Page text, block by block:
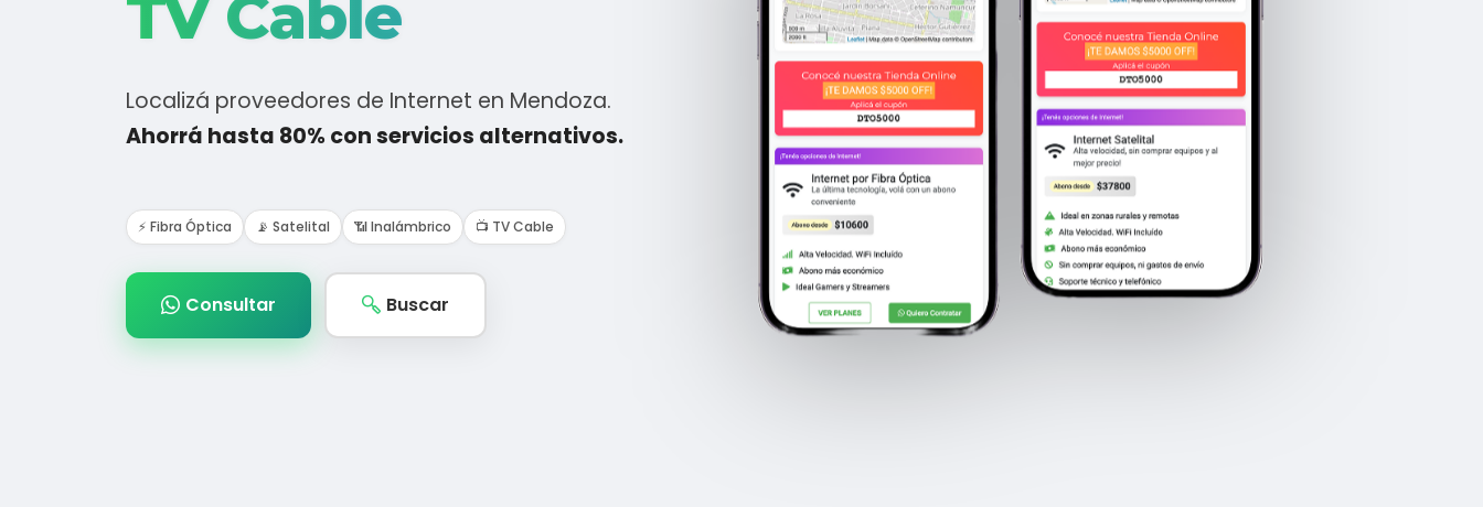
TV Cable
Localizá proveedores de Internet en Mendoza.
Ahorrá hasta 80% con servicios alternativos.
⚡ Fibra Óptica 📡 Satelital 📶 Inalámbrico 📺 TV Cable
Consultar Buscar